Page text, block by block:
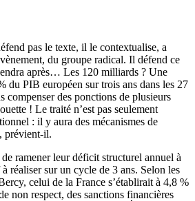
pas le texte, il le contextualise, a
du groupe radical. Il défend ce
après… Les 120 milliards ? Une
du PIB européen sur trois ans dans les 27
compenser des ponctions de plusieurs
! Le traité n’est pas seulement
: il y aura des mécanismes de
prévient-il.
ramener leur déficit structurel annuel à
réaliser sur un cycle de 3 ans. Selon les
celui de la France s’établirait à 4,8 %
non respect, des sanctions financières